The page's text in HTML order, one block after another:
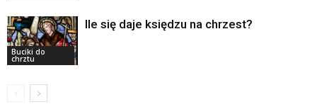
Buciki do
chrztu
Ile się daje księdzu na chrzest?